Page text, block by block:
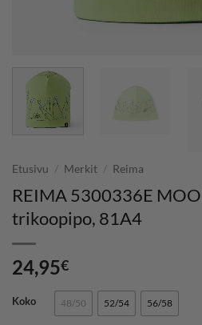
Etusivu / Merkit / Reima
REIMA 5300336E
trikoopipo, 81A4
24,95€
Koko 48/50 52/54 56/58